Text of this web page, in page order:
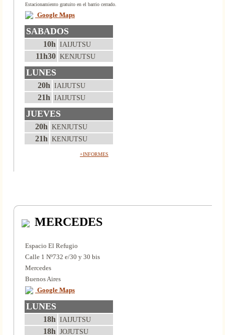
Estacionamiento gratuito en el barrio cerrado.
Google Maps
SABADOS
10h IAIJUTSU
11h30 KENJUTSU
LUNES
20h IAIJUTSU
21h IAIJUTSU
JUEVES
20h KENJUTSU
21h KENJUTSU
+INFORMES
MERCEDES
Espacio El Refugio
Calle 1 Nº732 e/30 y 30 bis
Mercedes
Buenos Aires
Google Maps
LUNES
18h IAIJUTSU
18h JOJUTSU